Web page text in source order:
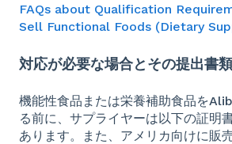
FAQs about Qualification
Sell Functional Foods (Dietary
対応が必要な場合とその提出書類
機能性食品または栄養補助食品を
る前に、サプライヤーは以下の証明
あります。また、アメリカ向けに販